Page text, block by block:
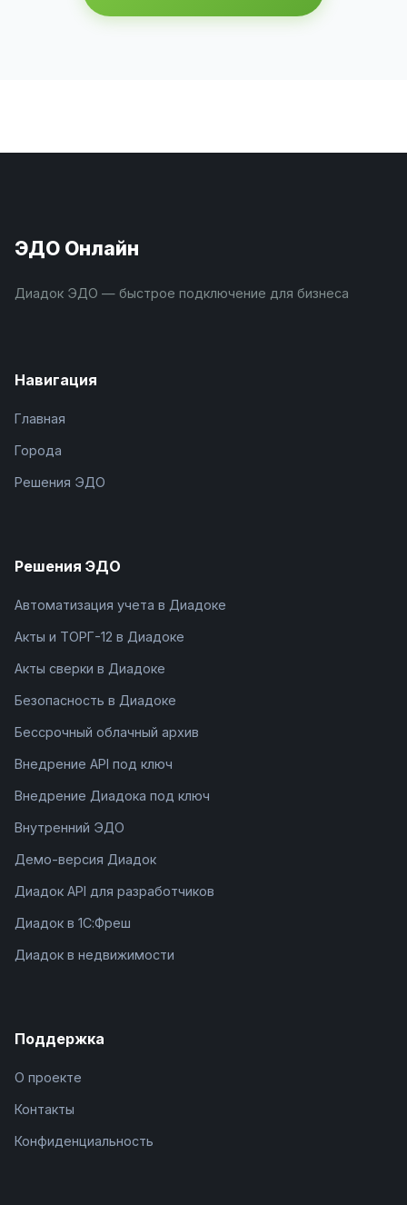
ЭДО Онлайн
Диадок ЭДО — быстрое подключение для бизнеса
Навигация
Главная
Города
Решения ЭДО
Решения ЭДО
Автоматизация учета в Диадоке
Акты и ТОРГ-12 в Диадоке
Акты сверки в Диадоке
Безопасность в Диадоке
Бессрочный облачный архив
Внедрение API под ключ
Внедрение Диадока под ключ
Внутренний ЭДО
Демо-версия Диадок
Диадок API для разработчиков
Диадок в 1С:Фреш
Диадок в недвижимости
Поддержка
О проекте
Контакты
Конфиденциальность